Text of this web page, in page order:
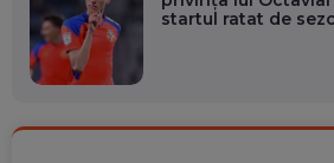
startul ratat de